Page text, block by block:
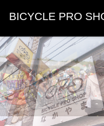
BICYCLE PRO